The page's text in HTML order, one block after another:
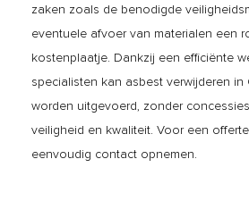
zaken zoals de benodigde
eventuele afvoer van materialen een
kostenplaatje. Dankzij een efficiënte
specialisten kan asbest verwijderen in
worden uitgevoerd, zonder
veiligheid en kwaliteit. Voor een
eenvoudig contact opnemen.